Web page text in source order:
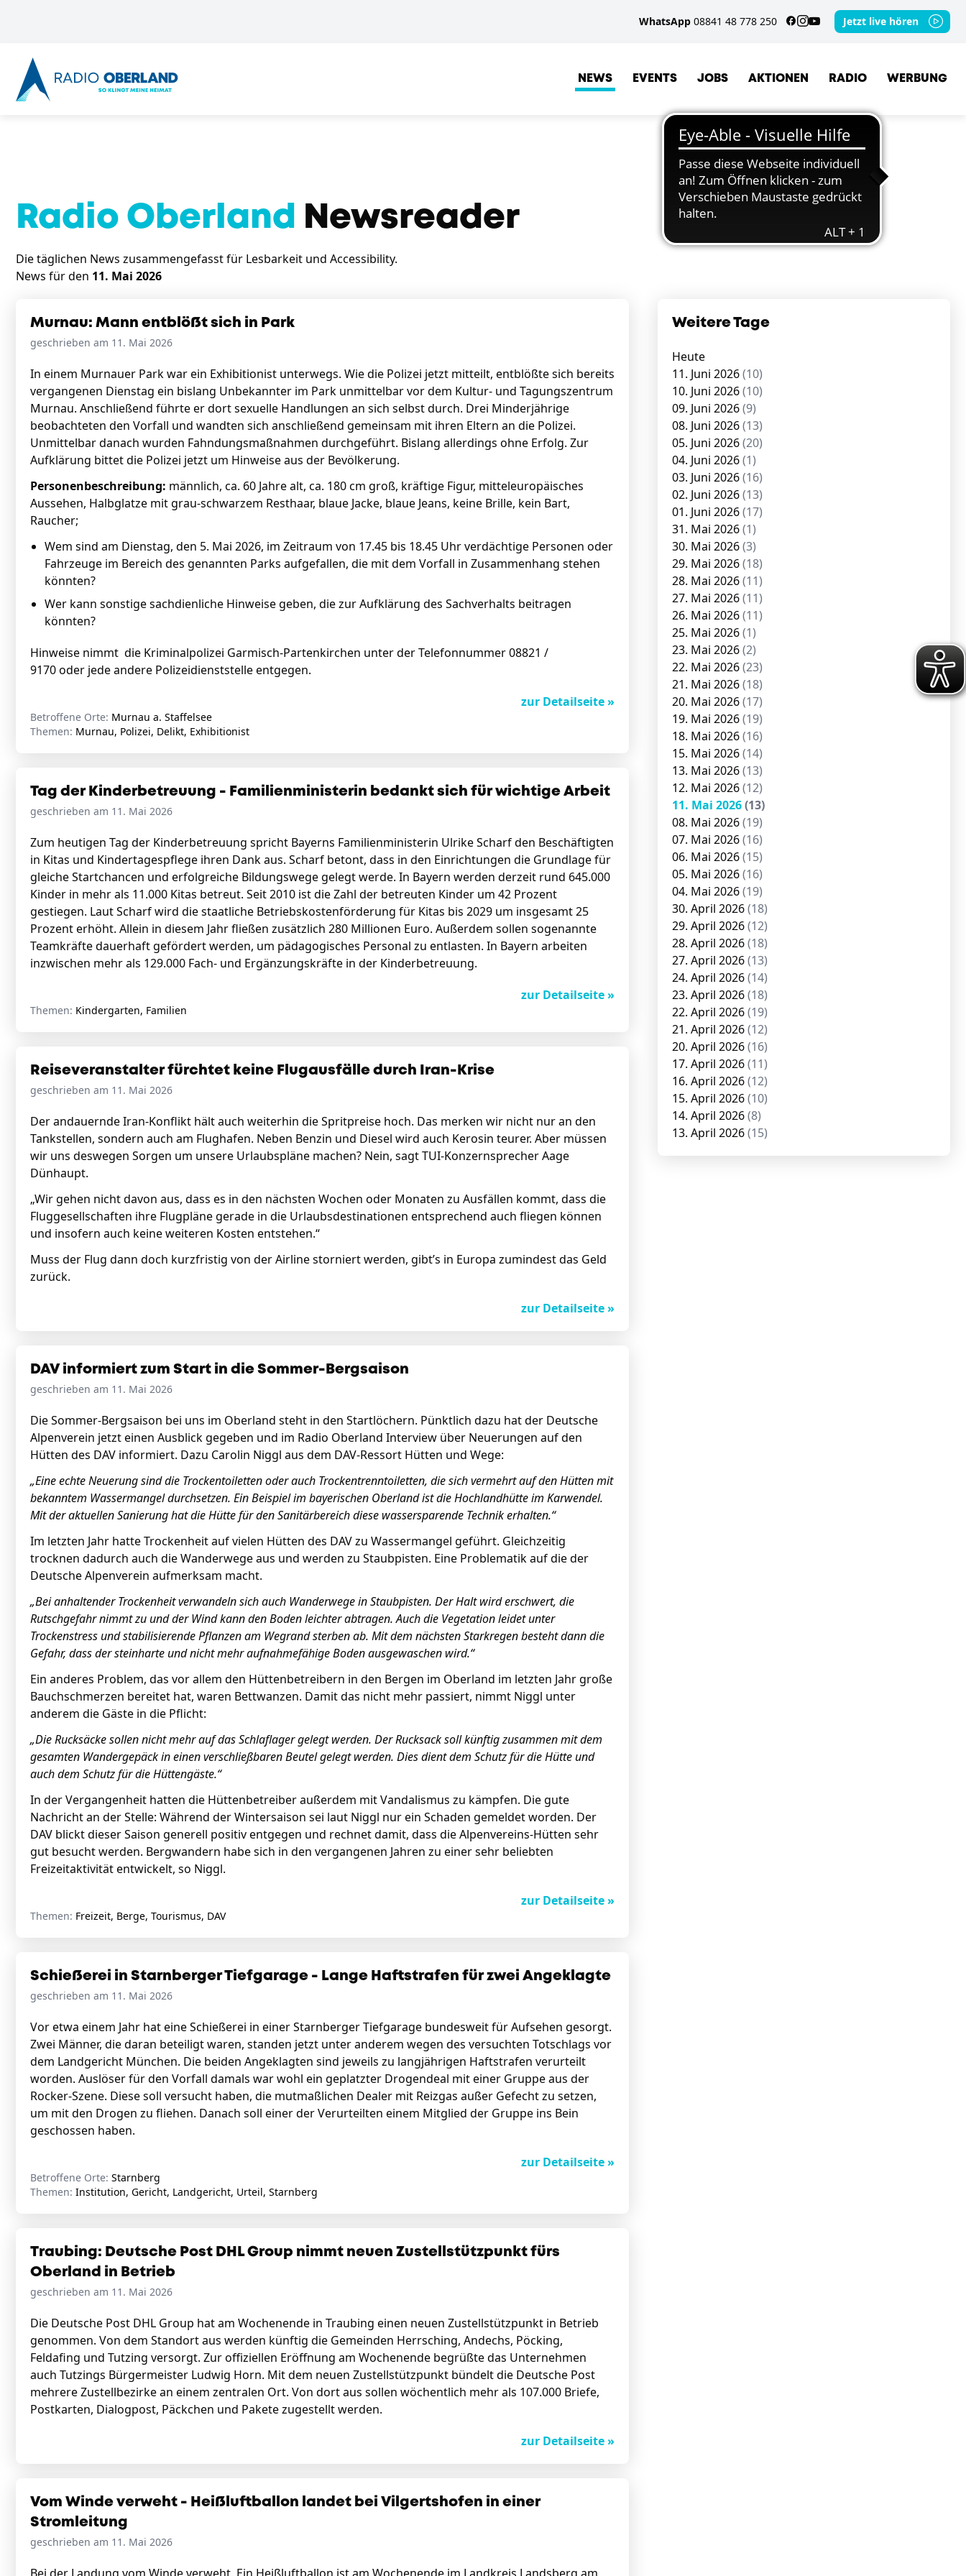
WhatsApp 08841 48 778 250 Jetzt live hören
NEWS EVENTS JOBS AKTIONEN RADIO WERBUNG
Radio Oberland Newsreader
Die täglichen News zusammengefasst für Lesbarkeit und Accessibility.
News für den 11. Mai 2026
Murnau: Mann entblößt sich in Park
geschrieben am 11. Mai 2026
In einem Murnauer Park war ein Exhibitionist unterwegs. Wie die Polizei jetzt mitteilt, entblößte sich bereits
vergangenen Dienstag ein bislang Unbekannter im Park unmittelbar vor dem Kultur- und Tagungszentrum
Murnau. Anschließend führte er dort sexuelle Handlungen an sich selbst durch. Drei Minderjährige
beobachteten den Vorfall und wandten sich anschließend gemeinsam mit ihren Eltern an die Polizei.
Unmittelbar danach wurden Fahndungsmaßnahmen durchgeführt. Bislang allerdings ohne Erfolg. Zur
Aufklärung bittet die Polizei jetzt um Hinweise aus der Bevölkerung.
Personenbeschreibung: männlich, ca. 60 Jahre alt, ca. 180 cm groß, kräftige Figur, mitteleuropäisches
Aussehen, Halbglatze mit grau-schwarzem Resthaar, blaue Jacke, blaue Jeans, keine Brille, kein Bart,
Raucher;
Wem sind am Dienstag, den 5. Mai 2026, im Zeitraum von 17.45 bis 18.45 Uhr verdächtige Personen oder
Fahrzeuge im Bereich des genannten Parks aufgefallen, die mit dem Vorfall in Zusammenhang stehen
könnten?
Wer kann sonstige sachdienliche Hinweise geben, die zur Aufklärung des Sachverhalts beitragen
könnten?
Hinweise nimmt die Kriminalpolizei Garmisch-Partenkirchen unter der Telefonnummer 08821 /
9170 oder jede andere Polizeidienststelle entgegen.
zur Detailseite »
Betroffene Orte: Murnau a. Staffelsee
Themen: Murnau, Polizei, Delikt, Exhibitionist
Tag der Kinderbetreuung - Familienministerin bedankt sich für wichtige Arbeit
geschrieben am 11. Mai 2026
Zum heutigen Tag der Kinderbetreuung spricht Bayerns Familienministerin Ulrike Scharf den Beschäftigten
in Kitas und Kindertagespflege ihren Dank aus. Scharf betont, dass in den Einrichtungen die Grundlage für
gleiche Startchancen und erfolgreiche Bildungswege gelegt werde. In Bayern werden derzeit rund 645.000
Kinder in mehr als 11.000 Kitas betreut. Seit 2010 ist die Zahl der betreuten Kinder um 42 Prozent
gestiegen. Laut Scharf wird die staatliche Betriebskostenförderung für Kitas bis 2029 um insgesamt 25
Prozent erhöht. Allein in diesem Jahr fließen zusätzlich 280 Millionen Euro. Außerdem sollen sogenannte
Teamkräfte dauerhaft gefördert werden, um pädagogisches Personal zu entlasten. In Bayern arbeiten
inzwischen mehr als 129.000 Fach- und Ergänzungskräfte in der Kinderbetreuung.
zur Detailseite »
Themen: Kindergarten, Familien
Reiseveranstalter fürchtet keine Flugausfälle durch Iran-Krise
geschrieben am 11. Mai 2026
Der andauernde Iran-Konflikt hält auch weiterhin die Spritpreise hoch. Das merken wir nicht nur an den
Tankstellen, sondern auch am Flughafen. Neben Benzin und Diesel wird auch Kerosin teurer. Aber müssen
wir uns deswegen Sorgen um unsere Urlaubspläne machen? Nein, sagt TUI-Konzernsprecher Aage
Dünhaupt.
„Wir gehen nicht davon aus, dass es in den nächsten Wochen oder Monaten zu Ausfällen kommt, dass die
Fluggesellschaften ihre Flugpläne gerade in die Urlaubsdestinationen entsprechend auch fliegen können
und insofern auch keine weiteren Kosten entstehen.“
Muss der Flug dann doch kurzfristig von der Airline storniert werden, gibt’s in Europa zumindest das Geld
zurück.
zur Detailseite »
DAV informiert zum Start in die Sommer-Bergsaison
geschrieben am 11. Mai 2026
Die Sommer-Bergsaison bei uns im Oberland steht in den Startlöchern. Pünktlich dazu hat der Deutsche
Alpenverein jetzt einen Ausblick gegeben und im Radio Oberland Interview über Neuerungen auf den
Hütten des DAV informiert. Dazu Carolin Niggl aus dem DAV-Ressort Hütten und Wege:
„Eine echte Neuerung sind die Trockentoiletten oder auch Trockentrenntoiletten, die sich vermehrt auf den Hütten mit
bekanntem Wassermangel durchsetzen. Ein Beispiel im bayerischen Oberland ist die Hochlandhütte im Karwendel.
Mit der aktuellen Sanierung hat die Hütte für den Sanitärbereich diese wassersparende Technik erhalten.“
Im letzten Jahr hatte Trockenheit auf vielen Hütten des DAV zu Wassermangel geführt. Gleichzeitig
trocknen dadurch auch die Wanderwege aus und werden zu Staubpisten. Eine Problematik auf die der
Deutsche Alpenverein aufmerksam macht.
„Bei anhaltender Trockenheit verwandeln sich auch Wanderwege in Staubpisten. Der Halt wird erschwert, die
Rutschgefahr nimmt zu und der Wind kann den Boden leichter abtragen. Auch die Vegetation leidet unter
Trockenstress und stabilisierende Pflanzen am Wegrand sterben ab. Mit dem nächsten Starkregen besteht dann die
Gefahr, dass der steinharte und nicht mehr aufnahmefähige Boden ausgewaschen wird.“
Ein anderes Problem, das vor allem den Hüttenbetreibern in den Bergen im Oberland im letzten Jahr große
Bauchschmerzen bereitet hat, waren Bettwanzen. Damit das nicht mehr passiert, nimmt Niggl unter
anderem die Gäste in die Pflicht:
„Die Rucksäcke sollen nicht mehr auf das Schlaflager gelegt werden. Der Rucksack soll künftig zusammen mit dem
gesamten Wandergepäck in einen verschließbaren Beutel gelegt werden. Dies dient dem Schutz für die Hütte und
auch dem Schutz für die Hüttengäste.“
In der Vergangenheit hatten die Hüttenbetreiber außerdem mit Vandalismus zu kämpfen. Die gute
Nachricht an der Stelle: Während der Wintersaison sei laut Niggl nur ein Schaden gemeldet worden. Der
DAV blickt dieser Saison generell positiv entgegen und rechnet damit, dass die Alpenvereins-Hütten sehr
gut besucht werden. Bergwandern habe sich in den vergangenen Jahren zu einer sehr beliebten
Freizeitaktivität entwickelt, so Niggl.
zur Detailseite »
Themen: Freizeit, Berge, Tourismus, DAV
Schießerei in Starnberger Tiefgarage - Lange Haftstrafen für zwei Angeklagte
geschrieben am 11. Mai 2026
Vor etwa einem Jahr hat eine Schießerei in einer Starnberger Tiefgarage bundesweit für Aufsehen gesorgt.
Zwei Männer, die daran beteiligt waren, standen jetzt unter anderem wegen des versuchten Totschlags vor
dem Landgericht München. Die beiden Angeklagten sind jeweils zu langjährigen Haftstrafen verurteilt
worden. Auslöser für den Vorfall damals war wohl ein geplatzter Drogendeal mit einer Gruppe aus der
Rocker-Szene. Diese soll versucht haben, die mutmaßlichen Dealer mit Reizgas außer Gefecht zu setzen,
um mit den Drogen zu fliehen. Danach soll einer der Verurteilten einem Mitglied der Gruppe ins Bein
geschossen haben.
zur Detailseite »
Betroffene Orte: Starnberg
Themen: Institution, Gericht, Landgericht, Urteil, Starnberg
Traubing: Deutsche Post DHL Group nimmt neuen Zustellstützpunkt fürs
Oberland in Betrieb
geschrieben am 11. Mai 2026
Die Deutsche Post DHL Group hat am Wochenende in Traubing einen neuen Zustellstützpunkt in Betrieb
genommen. Von dem Standort aus werden künftig die Gemeinden Herrsching, Andechs, Pöcking,
Feldafing und Tutzing versorgt. Zur offiziellen Eröffnung am Wochenende begrüßte das Unternehmen
auch Tutzings Bürgermeister Ludwig Horn. Mit dem neuen Zustellstützpunkt bündelt die Deutsche Post
mehrere Zustellbezirke an einem zentralen Ort. Von dort aus sollen wöchentlich mehr als 107.000 Briefe,
Postkarten, Dialogpost, Päckchen und Pakete zugestellt werden.
zur Detailseite »
Vom Winde verweht - Heißluftballon landet bei Vilgertshofen in einer
Stromleitung
geschrieben am 11. Mai 2026
Weitere Tage
Heute
11. Juni 2026(10)
10. Juni 2026(10)
09. Juni 2026(9)
08. Juni 2026(13)
05. Juni 2026(20)
04. Juni 2026(1)
03. Juni 2026(16)
02. Juni 2026(13)
01. Juni 2026(17)
31. Mai 2026(1)
30. Mai 2026(3)
29. Mai 2026(18)
28. Mai 2026(11)
27. Mai 2026(11)
26. Mai 2026(11)
25. Mai 2026(1)
23. Mai 2026(2)
22. Mai 2026(23)
21. Mai 2026(18)
20. Mai 2026(17)
19. Mai 2026(19)
18. Mai 2026(16)
15. Mai 2026(14)
13. Mai 2026(13)
12. Mai 2026(12)
11. Mai 2026(13)
08. Mai 2026(19)
07. Mai 2026(16)
06. Mai 2026(15)
05. Mai 2026(16)
04. Mai 2026(19)
30. April 2026(18)
29. April 2026(12)
28. April 2026(18)
27. April 2026(13)
24. April 2026(14)
23. April 2026(18)
22. April 2026(19)
21. April 2026(12)
20. April 2026(16)
17. April 2026(11)
16. April 2026(12)
15. April 2026(10)
14. April 2026(8)
13. April 2026(15)